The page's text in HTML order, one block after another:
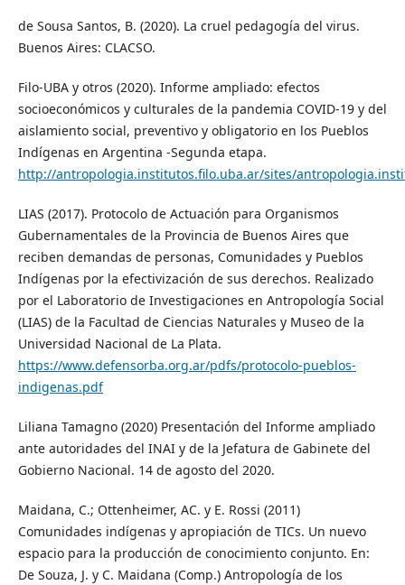
de Sousa Santos, B. (2020). La cruel pedagogía del virus.
Buenos Aires: CLACSO.
Filo-UBA y otros (2020). Informe ampliado: efectos
socioeconómicos y culturales de la pandemia COVID-19 y del
aislamiento social, preventivo y obligatorio en los Pueblos
Indígenas en Argentina -Segunda etapa.
http://antropologia.institutos.filo.uba.ar/sites/
LIAS (2017). Protocolo de Actuación para Organismos
Gubernamentales de la Provincia de Buenos Aires que
reciben demandas de personas, Comunidades y Pueblos
Indígenas por la efectivización de sus derechos. Realizado
por el Laboratorio de Investigaciones en Antropología Social
(LIAS) de la Facultad de Ciencias Naturales y Museo de la
Universidad Nacional de La Plata.
https://www.defensorba.org.ar/pdfs/protocolo-pueblos-
indigenas.pdf
Liliana Tamagno (2020) Presentación del Informe ampliado
ante autoridades del INAI y de la Jefatura de Gabinete del
Gobierno Nacional. 14 de agosto del 2020.
Maidana, C.; Ottenheimer, AC. y E. Rossi (2011)
Comunidades indígenas y apropiación de TICs. Un nuevo
espacio para la producción de conocimiento conjunto. En:
De Souza, J. y C. Maidana (Comp.) Antropología de los